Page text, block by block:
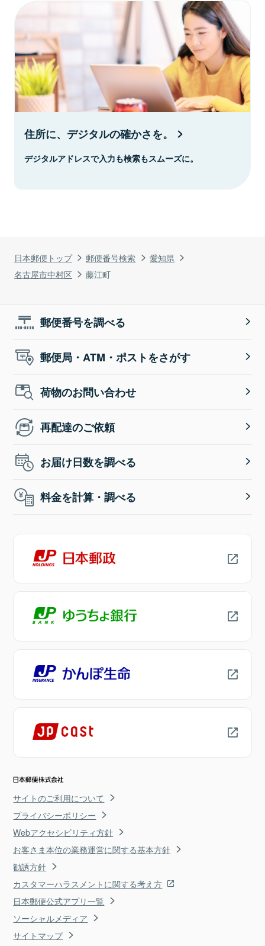
日本郵便トップ 郵便番号検索
愛知県
名古屋市中村区
藤江町
住所に、デジタルの確かさを。
デジタルアドレスで入力も検索もスムーズに。
郵便番号を調べる
郵便局・ATM・ポストをさがす
荷物のお問い合わせ
再配達のご依頼
お届け日数を調べる
料金を計算・調べる
サイトのご利用について
プライバシーポリシー
Webアクセシビリティ方針
お客さま本位の業務運営に関する基本方針
勧誘方針
カスタマーハラスメントに関する考え方
日本郵便公式アプリ一覧
ソーシャルメディア
サイトマップ